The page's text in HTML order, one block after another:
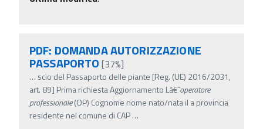
PDF: DOMANDA AUTORIZZAZIONE
PASSAPORTO [37%]
… scio del Passaporto delle piante [Reg. (UE) 2016/2031,
art. 89] Prima richiesta Aggiornamento Lâ€˜operatore
professionale(OP) Cognome nome nato/nata il a provincia
residente nel comune di CAP…